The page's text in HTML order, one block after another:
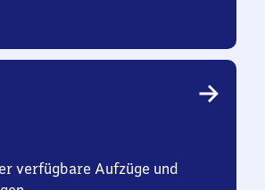
verfügbare Aufzüge und